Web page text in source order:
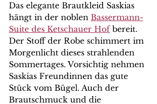
Das elegante Brautkleid Saskias
hängt in der noblen Bassermann-
Suite des Ketschauer Hof bereit.
Der Stoff der Robe schimmert im
Morgenlicht dieses strahlenden
Sommertages. Vorsichtig nehmen
Saskias Freundinnen das gute
Stück vom Bügel. Auch der
Brautschmuck und die